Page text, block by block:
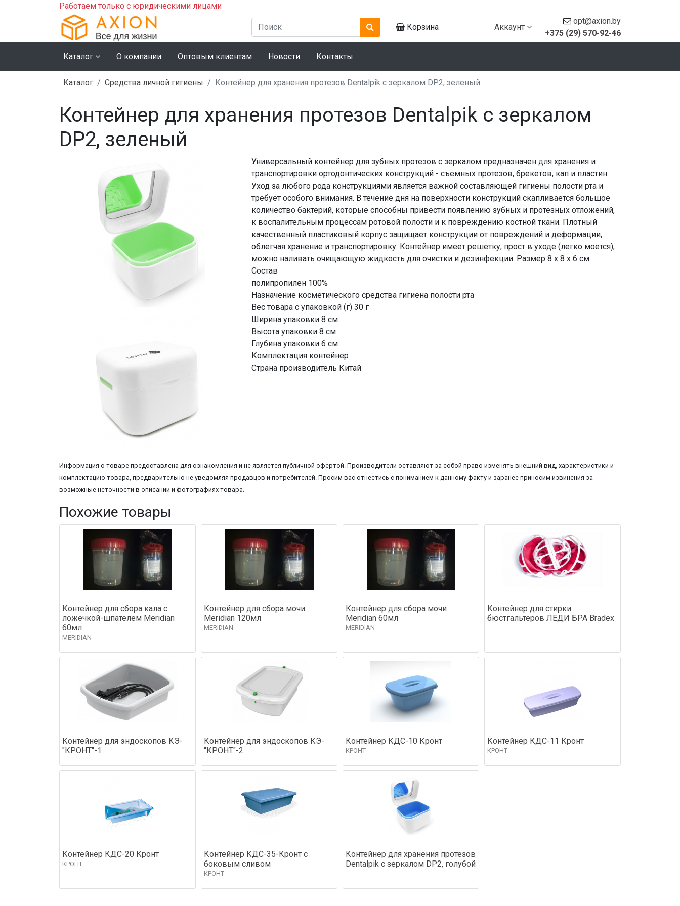
Работаем только с юридическими лицами
Корзина Аккаунт
opt@axion.by
+375 (29) 570-92-46
Каталог О компании Оптовым клиентам Новости Контакты
Каталог Средства личной гигиены Контейнер для хранения протезов Dentalpik с зеркалом DP2, зеленый
Контейнер для хранения протезов Dentalpik с зеркалом
DP2, зеленый
Универсальный контейнер для зубных протезов с зеркалом предназначен для хранения и
транспортировки ортодонтических конструкций - съемных протезов, брекетов, кап и пластин.
Уход за любого рода конструкциями является важной составляющей гигиены полости рта и
требует особого внимания. В течение дня на поверхности конструкций скапливается большое
количество бактерий, которые способны привести появлению зубных и протезных отложений,
к воспалительным процессам ротовой полости и к повреждению костной ткани. Плотный
качественный пластиковый корпус защищает конструкции от повреждений и деформации,
облегчая хранение и транспортировку. Контейнер имеет решетку, прост в уходе (легко моется),
можно наливать очищающую жидкость для очистки и дезинфекции. Размер 8 х 8 х 6 см.
Состав
полипропилен 100%
Назначение косметического средства гигиена полости рта
Вес товара с упаковкой (г) 30 г
Ширина упаковки 8 см
Высота упаковки 8 см
Глубина упаковки 6 см
Комплектация контейнер
Страна производитель Китай
Информация о товаре предоставлена для ознакомления и не является публичной офертой. Производители оставляют за собой право изменять внешний вид, характеристики и
комплектацию товара, предварительно не уведомляя продавцов и потребителей. Просим вас отнестись с пониманием к данному факту и заранее приносим извинения за
возможные неточности в описании и фотографиях товара.
Похожие товары
Контейнер для сбора кала с
ложечкой-шпателем Meridian
60мл
MERIDIAN
Контейнер для сбора мочи
Meridian 120мл
MERIDIAN
Контейнер для сбора мочи
Meridian 60мл
MERIDIAN
Контейнер для стирки
бюстгальтеров ЛЕДИ БРА Bradex
Контейнер для эндоскопов КЭ-
"КРОНТ"-1
Контейнер для эндоскопов КЭ-
"КРОНТ"-2
Контейнер КДС-10 Кронт
КРОНТ
Контейнер КДС-11 Кронт
КРОНТ
Контейнер КДС-20 Кронт
КРОНТ
Контейнер КДС-35-Кронт с
боковым сливом
КРОНТ
Контейнер для хранения протезов
Dentalpik с зеркалом DP2, голубой